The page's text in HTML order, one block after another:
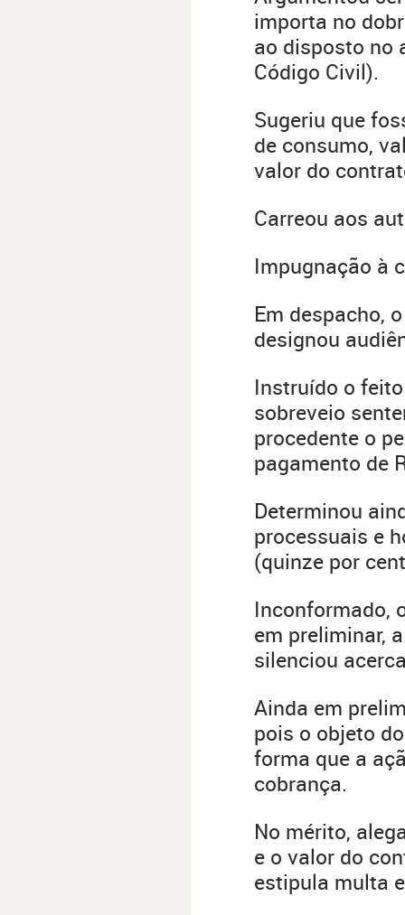
importa no
ao disposto no
Código Civil).
Sugeriu que
de consumo,
valor do
Carreou aos
Impugnação à
Em despacho,
designou
Instruído o
sobreveio
procedente o
pagamento de
Determinou
processuais e
(quinze por
Inconformado,
em preliminar,
silenciou
Ainda em
pois o objeto
forma que a
cobrança.
No mérito,
e o valor do
estipula multa